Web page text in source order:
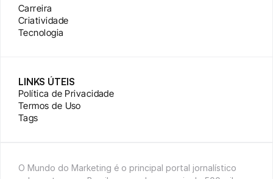
Carreira
Criatividade
Tecnologia
LINKS ÚTEIS
Política de Privacidade
Termos de Uso
Tags
O Mundo do Marketing é o principal portal jornalístico